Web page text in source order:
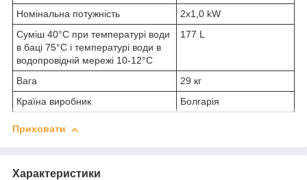
Номінальна потужність
2x1,0 kW
Суміш 40°C при температурі води
в баці 75°C і температурі води в
водопровідній мережі 10-12°C
177 L
Вага
29 кг
Країна виробник
Болгарія
Приховати
Характеристики